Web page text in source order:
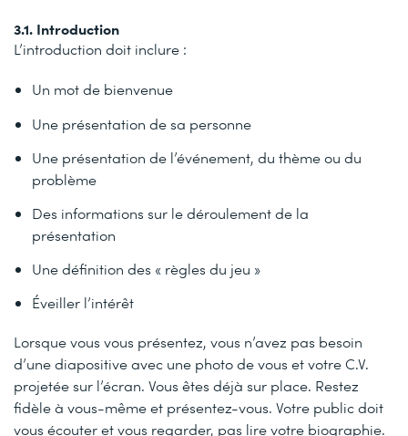
3.1. Introduction
L’introduction doit inclure :
Un mot de bienvenue
Une présentation de sa personne
Une présentation de l’événement, du thème ou du
problème
Des informations sur le déroulement de la
présentation
Une définition des « règles du jeu »
Éveiller l’intérêt
Lorsque vous vous présentez, vous n’avez pas besoin
d’une diapositive avec une photo de vous et votre C.V.
projetée sur l’écran. Vous êtes déjà sur place. Restez
fidèle à vous-même et présentez-vous. Votre public doit
vous écouter et vous regarder, pas lire votre biographie.